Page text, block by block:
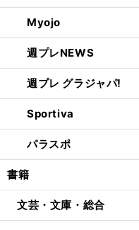
Myojo
週プレNEWS
週プレ グラジャパ!
Sportiva
パラスポ
書籍
文芸・文庫・総合